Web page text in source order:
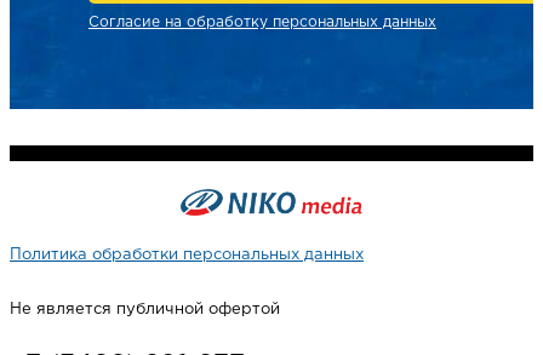
Согласие на обработку персональных данных
Политика обработки персональных данных
Не является публичной офертой